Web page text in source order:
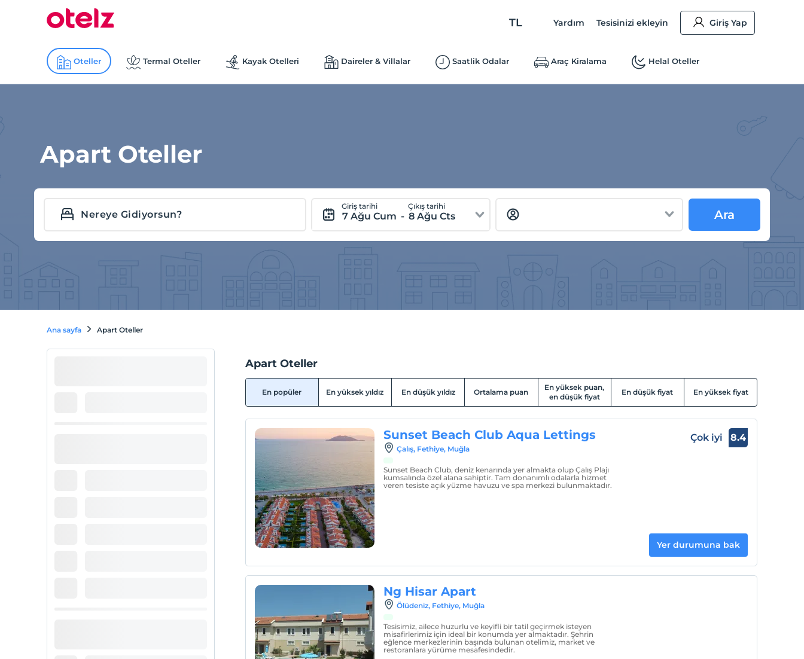
TL Yardım Tesisinizi ekleyin Giriş Yap
Oteller Termal Oteller Kayak Otelleri Daireler & Villalar Saatlik Odalar Araç Kiralama Helal Oteller
Apart Oteller
Giriş tarihi
7 Ağu Cum -
Çıkış tarihi
8 Ağu Cts Ara
Ana sayfa Apart Oteller
Apart Oteller
En popüler En yüksek yıldız En düşük yıldız Ortalama puan
En yüksek puan,
en düşük fiyat
En düşük fiyat En yüksek fiyat
Sunset Beach Club Aqua Lettings
Çalış, Fethiye, Muğla
Sunset Beach Club, deniz kenarında yer almakta olup Çalış Plajı
kumsalında özel alana sahiptir. Tam donanımlı odalarla hizmet
veren tesiste açık yüzme havuzu ve spa merkezi bulunmaktadır.
Çok iyi 8.4
Yer durumuna bak
Ng Hisar Apart
Ölüdeniz, Fethiye, Muğla
Tesisimiz, ailece huzurlu ve keyifli bir tatil geçirmek isteyen
misafirlerimiz için ideal bir konumda yer almaktadır. Şehrin
eğlence merkezlerinin başında bulunan otelimiz, market ve
restoranlara yürüme mesafesindedir.